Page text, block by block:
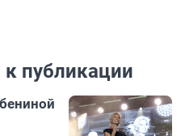
публикации